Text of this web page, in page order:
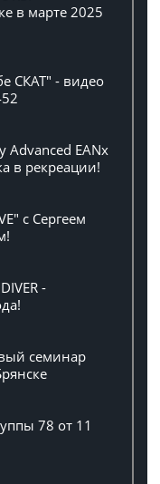
в марте 2025
СКАТ" - видео
Advanced EANx
в рекреации!
с Сергеем
-
семинар
78 от 11